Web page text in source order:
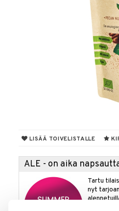
LISÄÄ TOIVELISTALLE
ALE - on aika
Tartu
nyt